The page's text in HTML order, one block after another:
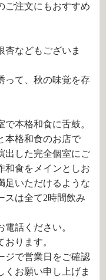
ご注文にもおすすめ
杏などもございま
って、秋の味覚を存
本格和食に舌鼓。
本格和食のお店で
出した完全個室にご
和食をメインとしお
足いただけるような
スは全て2時間飲み
話ください。
ります。
ジで営業日をご確認
くお願い申し上げま